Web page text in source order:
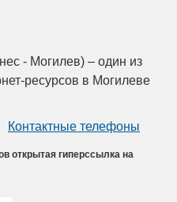
- Могилев) – один из
ресурсов в Могилеве
Контактные телефоны
открытая гиперссылка на